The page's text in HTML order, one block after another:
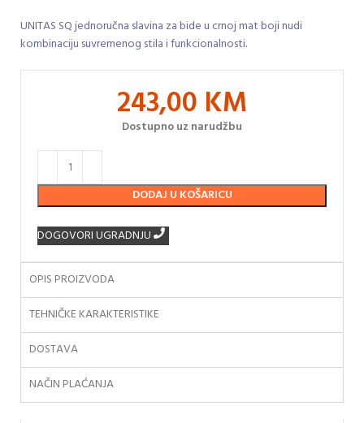
UNITAS SQ jednoručna slavina za bide u crnoj mat boji nudi
kombinaciju suvremenog stila i funkcionalnosti.
243,00 KM
Dostupno uz narudžbu
DODAJ U KOŠARICU
DOGOVORI UGRADNJU
OPIS PROIZVODA
TEHNIČKE KARAKTERISTIKE
DOSTAVA
NAČIN PLAĆANJA